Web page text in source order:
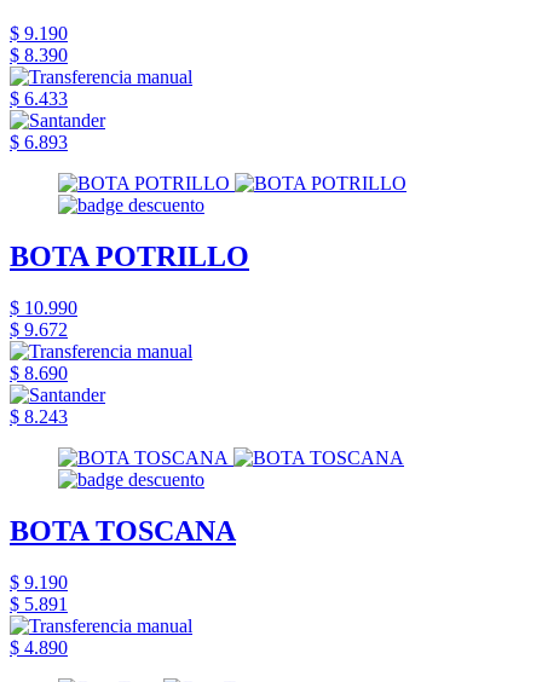
$ 9.190
$ 8.390
$ 6.433
$ 6.893
BOTA POTRILLO
$ 10.990
$ 9.672
$ 8.690
$ 8.243
BOTA TOSCANA
$ 9.190
$ 5.891
$ 4.890